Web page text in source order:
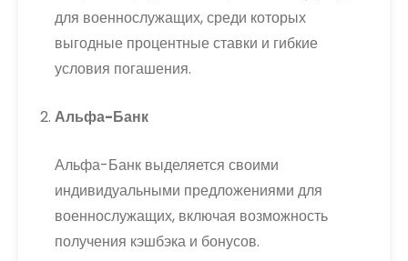
для военнослужащих, среди которых
выгодные процентные ставки и гибкие
условия погашения.
Альфа-Банк
Альфа-Банк выделяется своими
индивидуальными предложениями для
военнослужащих, включая возможность
получения кэшбэка и бонусов.